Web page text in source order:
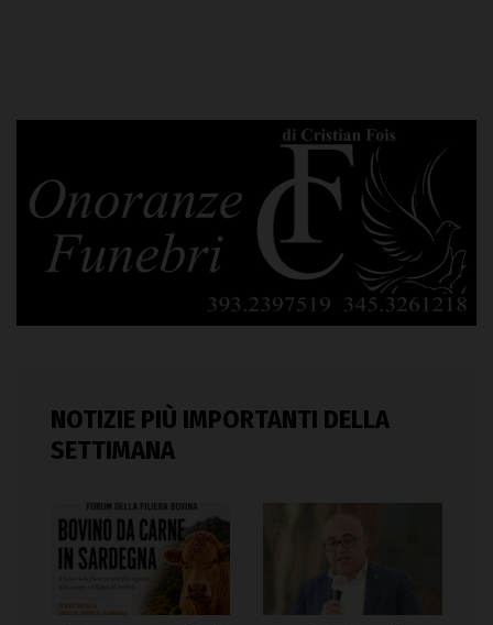
NOTIZIE PIÙ IMPORTANTI DELLA
SETTIMANA